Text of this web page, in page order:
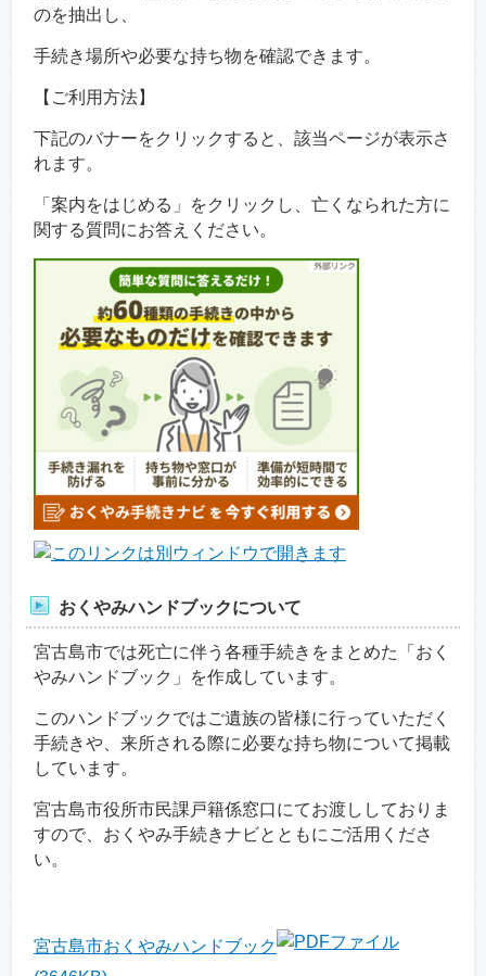
のを抽出し、
手続き場所や必要な持ち物を確認できます。
【ご利用方法】
下記のバナーをクリックすると、該当ページが表示さ
れます。
「案内をはじめる」をクリックし、亡くなられた方に
関する質問にお答えください。
おくやみハンドブックについて
宮古島市では死亡に伴う各種手続きをまとめた「おく
やみハンドブック」を作成しています。
このハンドブックではご遺族の皆様に行っていただく
手続きや、来所される際に必要な持ち物について掲載
しています。
宮古島市役所市民課戸籍係窓口にてお渡ししておりま
すので、おくやみ手続きナビとともにご活用くださ
い。
宮古島市おくやみハンドブック